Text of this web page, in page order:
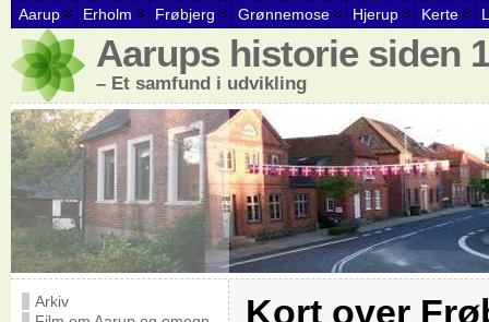
Aarup Erholm Frøbjerg Grønnemose Hjerup Kerte
Aarups historie siden
– Et samfund i udvikling
Arkiv
Kort over